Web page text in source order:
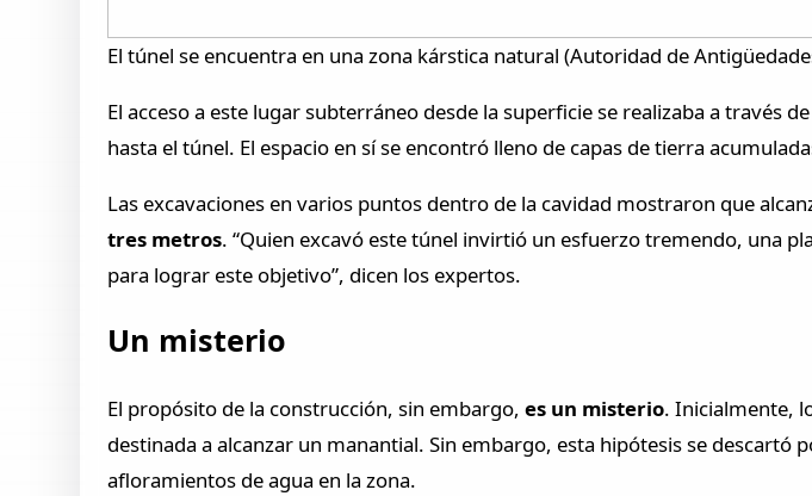
El túnel se encuentra en una zona kárstica natural (Autoridad de
El acceso a este lugar subterráneo desde la superficie se realizaba a través
hasta el túnel. El espacio en sí se encontró lleno de capas de tierra
Las excavaciones en varios puntos dentro de la cavidad mostraron que
tres metros. “Quien excavó este túnel invirtió un esfuerzo tremendo, una
para lograr este objetivo”, dicen los expertos.
Un misterio
El propósito de la construcción, sin embargo,es un misterio. Inicialmente,
destinada a alcanzar un manantial. Sin embargo, esta hipótesis se descartó
afloramientos de agua en la zona.